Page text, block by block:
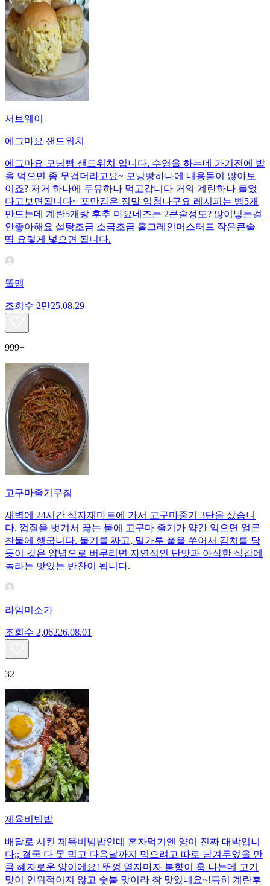
서브웨이
에그마요 샌드위치
에그마요 모닝빵 샌드위치 입니다. 수영을 하는데 가기전에 밥
을 먹으면 좀 무겁더라고요~ 모닝빵하나에 내용물이 많아보
이죠? 저거 하나에 두유하나 먹고갑니다 거의 계란하나 들었
다고보면됩니다~ 포만감은 정말 엄청나구요 레시피는 빵5개
만드는데 계란5개랑 후추 마요네즈는 2큰술정도? 많이넣는걸
안좋아해요 설탕조금 소금조금 홀그레인머스터드 작은큰술
딱 요렇게 넣으면 됩니다.
똘맹
조회수 2만25.08.29
999+
고구마줄기무침
새벽에 24시간 식자재마트에 가서 고구마줄기 3단을 샀습니
다. 껍질을 벗겨서 끓는 물에 고구마 줄기가 약간 익으면 얼른
찬물에 헹굽니다. 물기를 짜고, 밀가루 풀을 쑤어서 김치를 담
듯이 갖은 양념으로 버무리면 자연적인 단맛과 아삭한 식감에
놀라는 맛있는 반찬이 됩니다.
라임미소가
조회수 2,06226.08.01
32
제육비빔밥
배달로 시킨 제육비빔밥인데 혼자먹기엔 양이 진짜 대박입니
다;; 결국 다 못 먹고 다음날까지 먹으려고 따로 남겨두었을 만
큼 혜자로운 양이에요! 뚜껑 열자마자 불향이 훅 나는데 고기
맛이 인위적이지 않고 숯불 맛이라 참 맛있네요~!특히 계란후